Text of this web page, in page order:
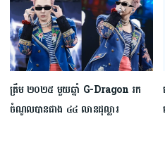
ត្រឹម ២០២៥ មួយឆ្នាំ G-Dragon រក
ចំណូលបានជាង ៤៤ លានដុល្លារ